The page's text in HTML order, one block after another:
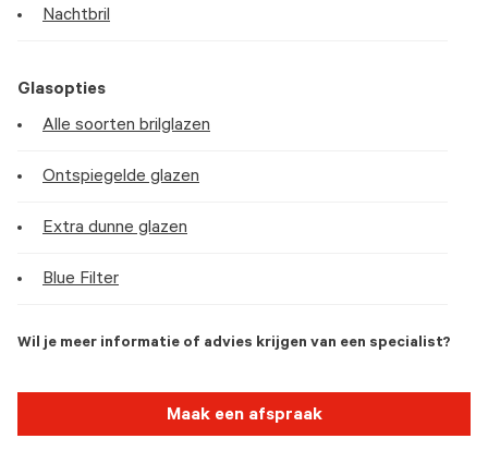
Nachtbril
Glasopties
Alle soorten brilglazen
Ontspiegelde glazen
Extra dunne glazen
Blue Filter
Wil je meer informatie of advies krijgen van een specialist?
Maak een afspraak